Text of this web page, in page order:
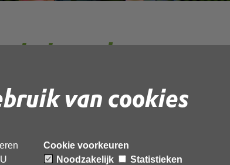
van cookies
Cookie voorkeuren
Noodzakelijk
Statistieken